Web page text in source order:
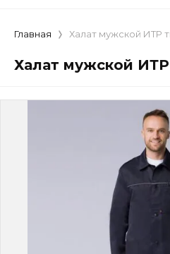
Главная Халат мужской ИТР
Халат мужской ИТР